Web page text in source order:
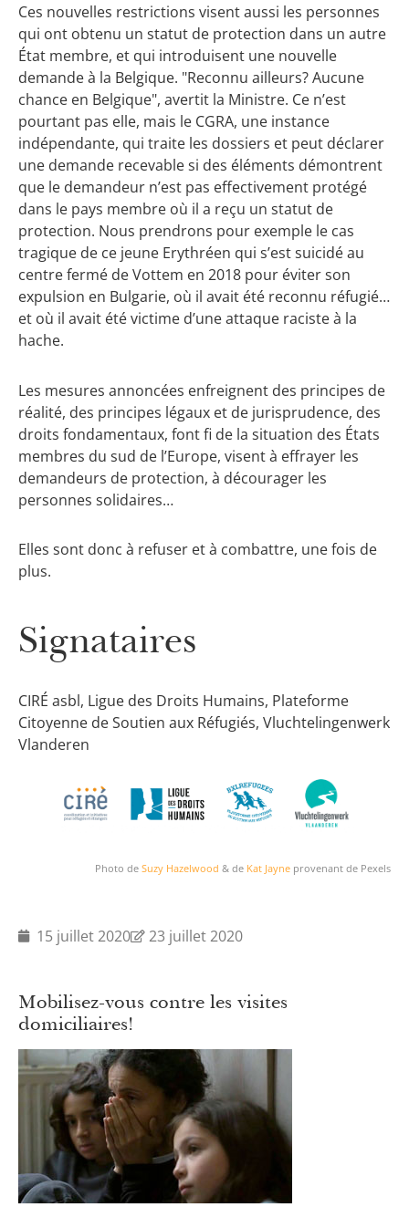
Ces nouvelles restrictions visent aussi les personnes
qui ont obtenu un statut de protection dans un autre
État membre, et qui introduisent une nouvelle
demande à la Belgique. "Reconnu ailleurs? Aucune
chance en Belgique", avertit la Ministre. Ce n’est
pourtant pas elle, mais le CGRA, une instance
indépendante, qui traite les dossiers et peut déclarer
une demande recevable si des éléments démontrent
que le demandeur n’est pas effectivement protégé
dans le pays membre où il a reçu un statut de
protection. Nous prendrons pour exemple le cas
tragique de ce jeune Erythréen qui s’est suicidé au
centre fermé de Vottem en 2018 pour éviter son
expulsion en Bulgarie, où il avait été reconnu réfugié…
et où il avait été victime d’une attaque raciste à la
hache.
Les mesures annoncées enfreignent des principes de
réalité, des principes légaux et de jurisprudence, des
droits fondamentaux, font fi de la situation des États
membres du sud de l’Europe, visent à effrayer les
demandeurs de protection, à décourager les
personnes solidaires…
Elles sont donc à refuser et à combattre, une fois de
plus.
Signataires
CIRÉ asbl, Ligue des Droits Humains, Plateforme
Citoyenne de Soutien aux Réfugiés, Vluchtelingenwerk
Vlanderen
Photo de Suzy Hazelwood & de Kat Jayne provenant de Pexels
15 juillet 2020 23 juillet 2020
Mobilisez-vous contre les visites
domiciliaires!